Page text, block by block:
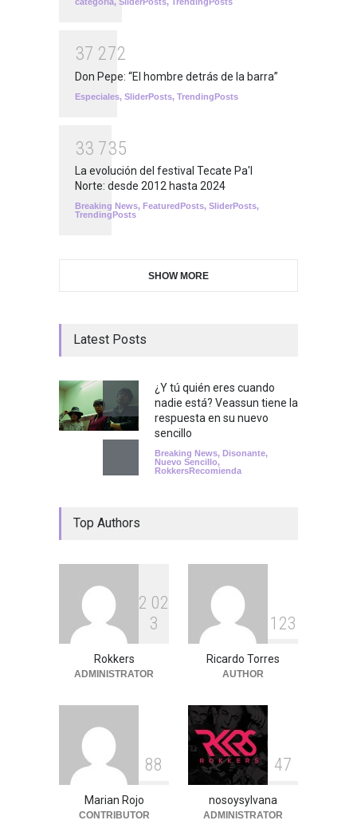
37 272
Don Pepe: “El hombre detrás de la barra”
Especiales, SliderPosts, TrendingPosts
33 735
La evolución del festival Tecate Pa'l
Norte: desde 2012 hasta 2024
Breaking News, FeaturedPosts, SliderPosts,
TrendingPosts
SHOW MORE
Latest Posts
¿Y tú quién eres cuando
nadie está? Veassun tiene la
respuesta en su nuevo
sencillo
Breaking News, Disonante,
Nuevo Sencillo,
RokkersRecomienda
Top Authors
2 02
3
Rokkers
ADMINISTRATOR
1 23
Ricardo Torres
AUTHOR
88
Marian Rojo
CONTRIBUTOR
47
nosoysylvana
ADMINISTRATOR